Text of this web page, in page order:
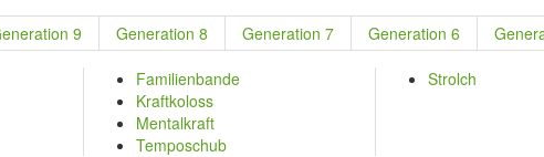
9 Generation 8 Generation 7 Generation 6
Familienbande
Kraftkoloss
Mentalkraft
Temposchub
Strolch